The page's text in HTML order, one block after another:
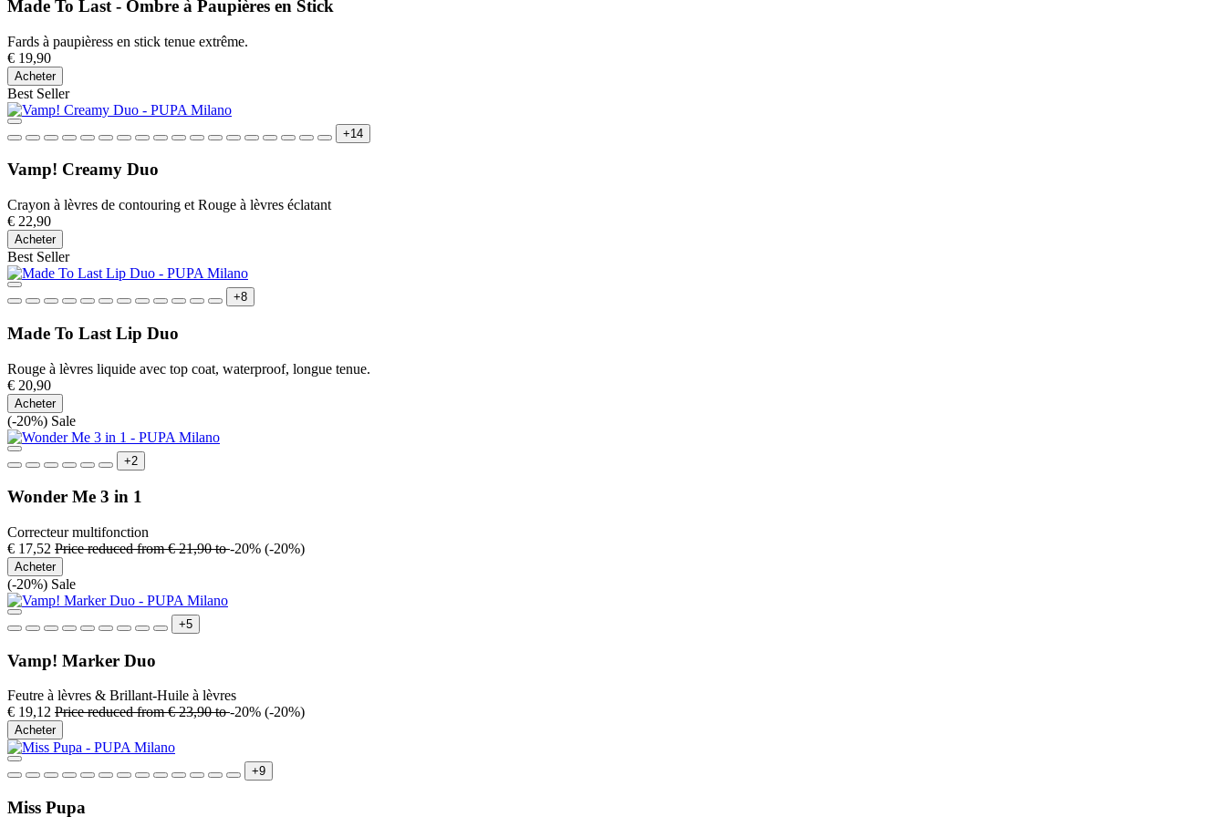
Made To Last - Ombre à Paupières en Stick
Fards à paupièress en stick tenue extrême.
€ 19,90
Acheter
Best Seller
+14
Vamp! Creamy Duo
Crayon à lèvres de contouring et Rouge à lèvres éclatant
€ 22,90
Acheter
Best Seller
+8
Made To Last Lip Duo
Rouge à lèvres liquide avec top coat, waterproof, longue tenue.
€ 20,90
Acheter
(-20%) Sale
+2
Wonder Me 3 in 1
Correcteur multifonction
€ 17,52 Price reduced from€ 21,90to-20% (-20%)
Acheter
(-20%) Sale
+5
Vamp! Marker Duo
Feutre à lèvres & Brillant-Huile à lèvres
€ 19,12 Price reduced from€ 23,90to-20% (-20%)
Acheter
+9
Miss Pupa